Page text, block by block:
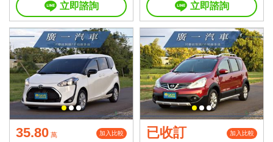
立即諮詢 立即諮詢
35.80 萬 加入比較 已收訂 加入比較